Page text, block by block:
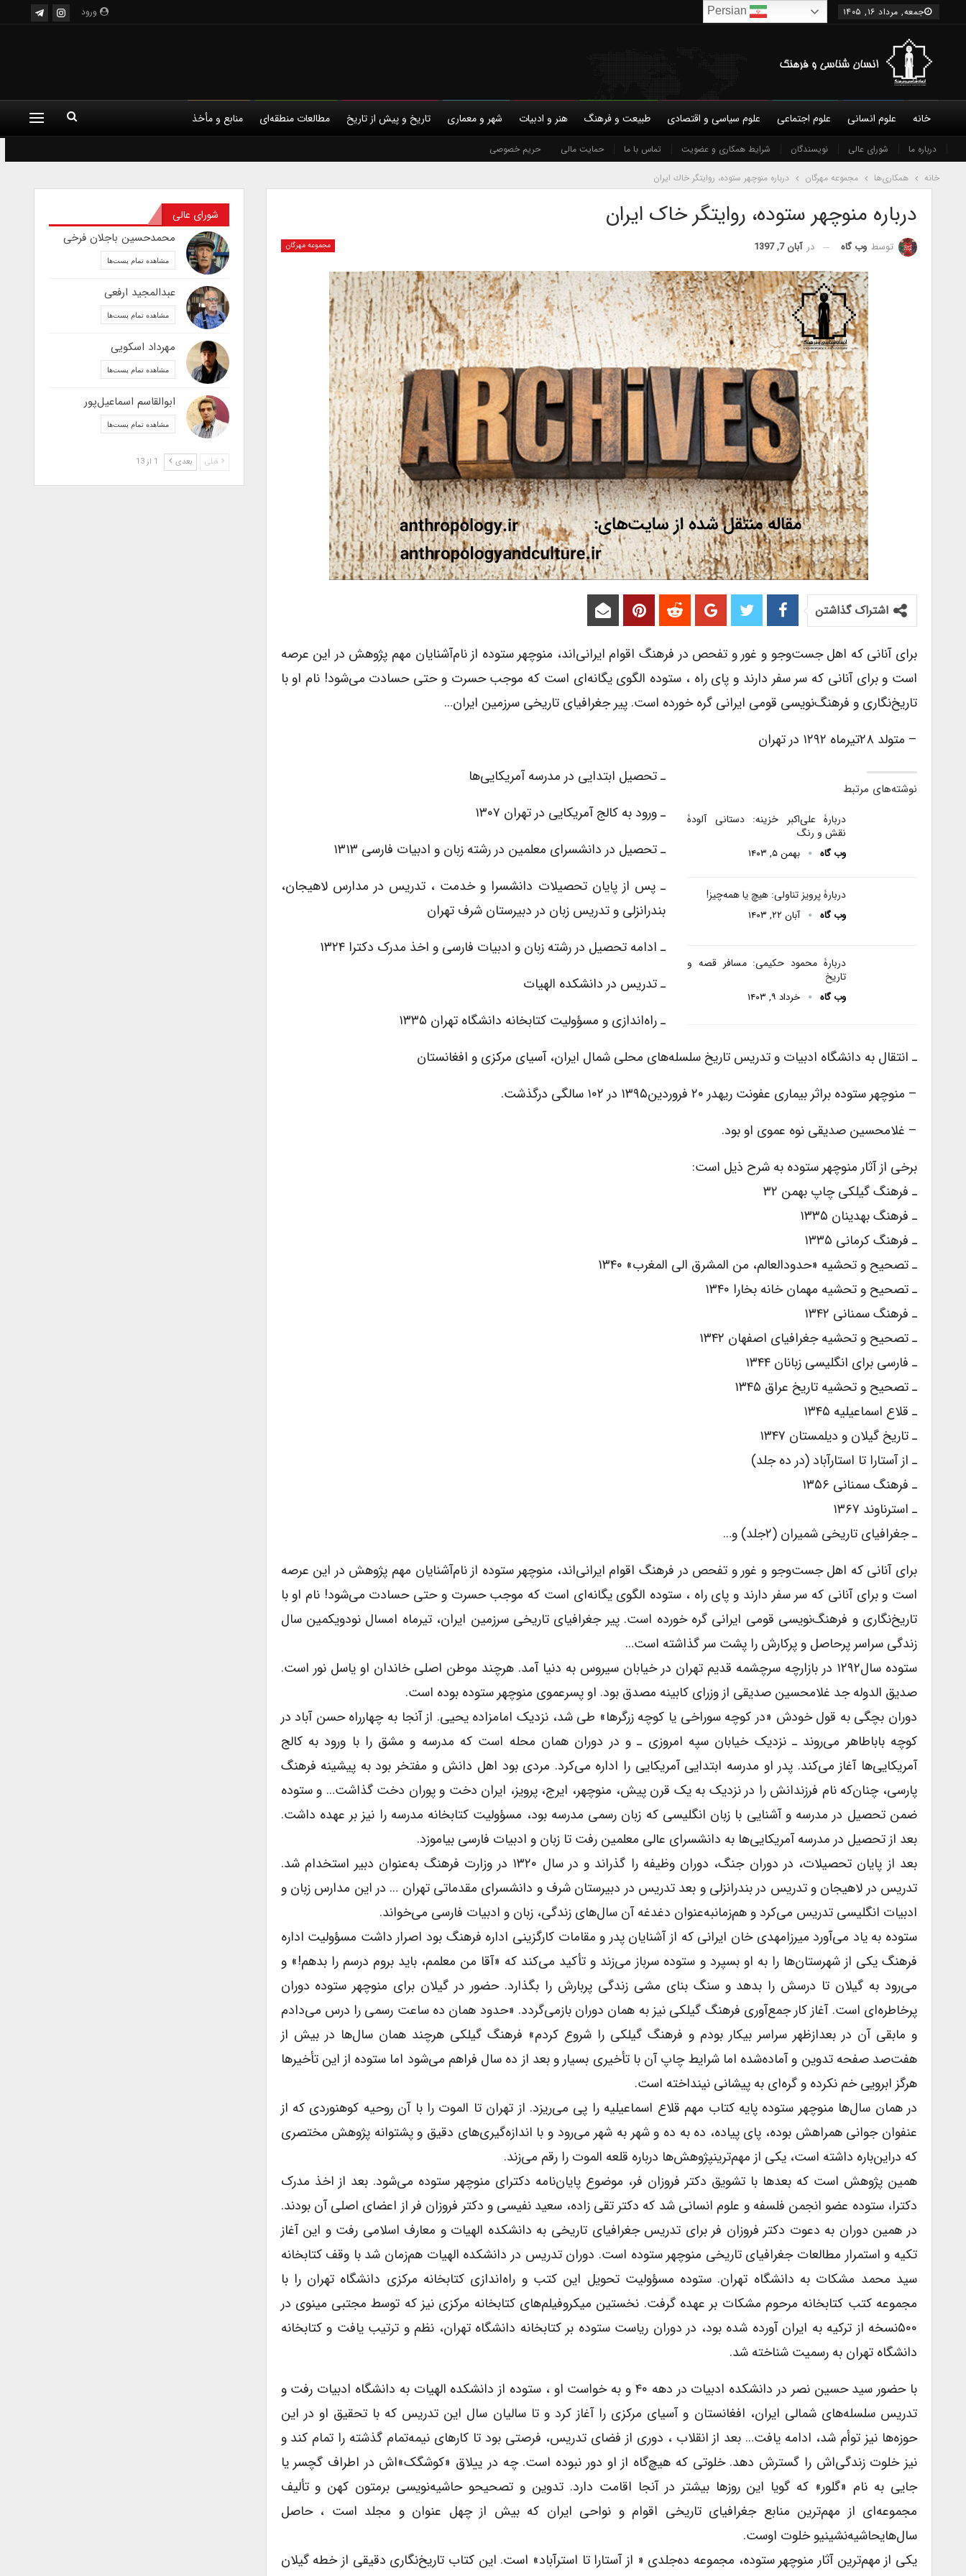
ورود جمعه, مرداد ۱۶, ۱۴۰۵
خانه
درباره ما شورای عالی نویسندگان شرایط همکاری و عضویت تماس با ما حمایت مالی حریم خصوصی
علوم انسانی علوم اجتماعی علوم سیاسی و اقتصادی طبیعت و فرهنگ هنر و ادبیات شهر و معماری تاریخ و پیش از تاریخ مطالعات منطقه‌ای منابع و مأخذ
خانه همکاری‌ها مجموعه مهرگان درباره منوچهر ستوده، روایتگر خاك ايران
درباره منوچهر ستوده، روایتگر خاک ایران
مجموعه مهرگان توسط وب گاه در آبان 7, 1397
اشتراک گذاشتن
براى آنانى که اهل جست‌وجو و غور و تفحص در فرهنگ اقوام ایرانی‌اند، منوچهر ستوده از نام‌آشنایان مهم پژوهش در این عرصه
است و براى آنانى که سر سفر دارند و پاى راه ، ستوده الگوى یگانه‌ای است که موجب حسرت و حتى حسادت می‌شود! نام او با
تاریخ‌نگاری و فرهنگ‌نویسی قومى ایرانى گره خورده است. پیر جغرافیاى تاریخى سرزمین ایران…
– متولد ۲۸تیرماه ۱۲۹۲ در تهران
نوشته‌های مرتبط
دربارۀ على‌اکبر خزینه: دستانى آلودۀ
نقش و رنگ
وب گاه بهمن ۵, ۱۴۰۳
دربارۀ پرویز تناولی: هیچ یا همه‌چیز!
وب گاه آبان ۲۲, ۱۴۰۳
دربارۀ محمود حکیمی: مسافر قصه و
تاریخ
وب گاه خرداد ۹, ۱۴۰۳
ـ تحصیل ابتدایى در مدرسه آمریکایی‌ها
ـ ورود به کالج آمریکایى در تهران ۱۳۰۷
ـ تحصیل در دانشسراى معلمین در رشته زبان و ادبیات فارسى ۱۳۱۳
ـ پس از پایان تحصیلات دانشسرا و خدمت ، تدریس در مدارس لاهیجان،
بندرانزلى و تدریس زبان در دبیرستان شرف تهران
ـ ادامه تحصیل در رشته زبان و ادبیات فارسى و اخذ مدرک دکترا ۱۳۲۴
ـ تدریس در دانشکده الهیات
ـ راه‌اندازی و مسؤولیت کتابخانه دانشگاه تهران ۱۳۳۵
ـ انتقال به دانشگاه ادبیات و تدریس تاریخ سلسله‌های محلى شمال ایران، آسیاى مرکزى و افغانستان
– منوچهر ستوده براثر بیماری عفونت ریهدر ۲۰ فروردین۱۳۹۵ در ۱۰۲ سالگی درگذشت.
– غلامحسین صدیقی نوه عموی او بود.
برخى از آثار منوچهر ستوده به شرح ذیل است:
ـ فرهنگ گیلکى چاپ بهمن ۳۲
ـ فرهنگ بهدینان ۱۳۳۵
ـ فرهنگ کرمانى ۱۳۳۵
ـ تصحیح و تحشیه «حدودالعالم، من المشرق الى المغرب» ۱۳۴۰
ـ تصحیح و تحشیه مهمان خانه بخارا ۱۳۴۰
ـ فرهنگ سمنانى ۱۳۴۲
ـ تصحیح و تحشیه جغرافیاى اصفهان ۱۳۴۲
ـ فارسى براى انگلیسى زبانان ۱۳۴۴
ـ تصحیح و تحشیه تاریخ عراق ۱۳۴۵
ـ قلاع اسماعیلیه ۱۳۴۵
ـ تاریخ گیلان و دیلمستان ۱۳۴۷
ـ از آستارا تا استارآباد (در ده جلد)
ـ فرهنگ سمنانى ۱۳۵۶
ـ استرناوند ۱۳۶۷
ـ جغرافیاى تاریخى شمیران (۲جلد) و…
براى آنانى که اهل جست‌وجو و غور و تفحص در فرهنگ اقوام ایرانی‌اند، منوچهر ستوده از نام‌آشنایان مهم پژوهش در این عرصه
است و براى آنانى که سر سفر دارند و پاى راه ، ستوده الگوى یگانه‌ای است که موجب حسرت و حتى حسادت می‌شود! نام او با
تاریخ‌نگاری و فرهنگ‌نویسی قومى ایرانى گره خورده است. پیر جغرافیاى تاریخى سرزمین ایران، تیرماه امسال نودویکمین سال
زندگى سراسر پرحاصل و پرکارش را پشت سر گذاشته است…
ستوده سال۱۲۹۲ در بازارچه سرچشمه قدیم تهران در خیابان سیروس به دنیا آمد. هرچند موطن اصلى خاندان او یاسل نور است.
صدیق الدوله جد غلامحسین صدیقى از وزراى کابینه مصدق بود. او پسرعموى منوچهر ستوده بوده است.
دوران بچگى به قول خودش «در کوچه سوراخى یا کوچه زرگرها» طى شد، نزدیک امامزاده یحیى. از آنجا به چهارراه حسن آباد در
کوچه باباطاهر می‌روند ـ نزدیک خیابان سپه امروزى ـ و در دوران همان محله است که مدرسه و مشق را با ورود به کالج
آمریکایی‌ها آغاز می‌کند. پدر او مدرسه ابتدایى آمریکایى را اداره می‌کرد. مردى بود اهل دانش و مفتخر بود به پیشینه فرهنگ
پارسى، چنان‌که نام فرزندانش را در نزدیک به یک قرن پیش، منوچهر، ایرج، پرویز، ایران دخت و پوران دخت گذاشت… و ستوده
ضمن تحصیل در مدرسه و آشنایى با زبان انگلیسى که زبان رسمى مدرسه بود، مسؤولیت کتابخانه مدرسه را نیز بر عهده داشت.
بعد از تحصیل در مدرسه آمریکایی‌ها به دانشسراى عالى معلمین رفت تا زبان و ادبیات فارسى بیاموزد.
بعد از پایان تحصیلات، در دوران جنگ، دوران وظیفه را گذراند و در سال ۱۳۲۰ در وزارت فرهنگ به‌عنوان دبیر استخدام شد.
تدریس در لاهیجان و تدریس در بندرانزلى و بعد تدریس در دبیرستان شرف و دانشسراى مقدماتى تهران … در این مدارس زبان و
ادبیات انگلیسى تدریس می‌کرد و هم‌زمانبه‌عنوان دغدغه آن سال‌های زندگى، زبان و ادبیات فارسى می‌خواند.
ستوده به یاد می‌آورد میرزامهدى خان ایرانى که از آشنایان پدر و مقامات کارگزینى اداره فرهنگ بود اصرار داشت مسؤولیت اداره
فرهنگ یکى از شهرستان‌ها را به او بسپرد و ستوده سرباز می‌زند و تأکید می‌کند که «آقا من معلمم، باید بروم درسم را بدهم!» و
می‌رود به گیلان تا درسش را بدهد و سنگ بناى مشى زندگى پربارش را بگذارد. حضور در گیلان براى منوچهر ستوده دوران
پرخاطره‌ای است. آغاز کار جمع‌آوری فرهنگ گیلکى نیز به همان دوران بازمی‌گردد. «حدود همان ده ساعت رسمى را درس می‌دادم
و مابقى آن در بعدازظهر سراسر بیکار بودم و فرهنگ گیلکى را شروع کردم» فرهنگ گیلکى هرچند همان سال‌ها در بیش از
هفت‌صد صفحه تدوین و آماده‌شده اما شرایط چاپ آن با تأخیرى بسیار و بعد از ده سال فراهم می‌شود اما ستوده از این تأخیرها
هرگز ابرویى خم نکرده و گره‌ای به پیشانى نینداخته است.
در همان سال‌ها منوچهر ستوده پایه کتاب مهم قلاع اسماعیلیه را پى می‌ریزد. از تهران تا الموت را با آن روحیه کوهنوردى که از
عنفوان جوانى همراهش بوده، پاى پیاده، ده به ده و شهر به شهر می‌رود و با اندازه‌گیری‌های دقیق و پشتوانه پژوهش مختصرى
که دراین‌باره داشته است، یکى از مهم‌ترینپژوهش‌ها درباره قلعه الموت را رقم می‌زند.
همین پژوهش است که بعدها با تشویق دکتر فروزان فر، موضوع پایان‌نامه دکتراى منوچهر ستوده می‌شود. بعد از اخذ مدرک
دکترا، ستوده عضو انجمن فلسفه و علوم انسانى شد که دکتر تقى زاده، سعید نفیسى و دکتر فروزان فر از اعضاى اصلى آن بودند.
در همین دوران به دعوت دکتر فروزان فر براى تدریس جغرافیاى تاریخى به دانشکده الهیات و معارف اسلامى رفت و این آغاز
تکیه و استمرار مطالعات جغرافیاى تاریخى منوچهر ستوده است. دوران تدریس در دانشکده الهیات هم‌زمان شد با وقف کتابخانه
سید محمد مشکات به دانشگاه تهران. ستوده مسؤولیت تحویل این کتب و راه‌اندازی کتابخانه مرکزى دانشگاه تهران را با
مجموعه کتب کتابخانه مرحوم مشکات بر عهده گرفت. نخستین میکروفیلم‌های کتابخانه مرکزى نیز که توسط مجتبى مینوى در
۵۰۰نسخه از ترکیه به ایران آورده شده بود، در دوران ریاست ستوده بر کتابخانه دانشگاه تهران، نظم و ترتیب یافت و کتابخانه
دانشگاه تهران به رسمیت شناخته شد.
با حضور سید حسین نصر در دانشکده ادبیات در دهه ۴۰ و به خواست او ، ستوده از دانشکده الهیات به دانشگاه ادبیات رفت و
تدریس سلسله‌های شمالى ایران، افغانستان و آسیاى مرکزى را آغاز کرد و تا سالیان سال این تدریس که با تحقیق او در این
حوزه‌ها نیز توأم شد، ادامه یافت… بعد از انقلاب ، دورى از فضاى تدریس، فرصتى بود تا کارهاى نیمه‌تمام گذشته را تمام کند و
نیز خلوت زندگی‌اش را گسترش دهد. خلوتى که هیچ‌گاه از او دور نبوده است. چه در ییلاق «کوشگک»اش در اطراف گچسر یا
جایى به نام «گلور» که گویا این روزها بیشتر در آنجا اقامت دارد. تدوین و تصحیحو حاشیه‌نویسی برمتون کهن و تألیف
مجموعه‌ای از مهم‌ترین منابع جغرافیاى تاریخى اقوام و نواحى ایران که بیش از چهل عنوان و مجلد است ، حاصل
سال‌هایحاشیه‌نشینیو خلوت اوست.
یکى از مهم‌ترین آثار منوچهر ستوده، مجموعه ده‌جلدی « از آستارا تا استرآباد» است. این کتاب تاریخ‌نگاری دقیقى از خطه گیلان
شورای عالی
محمدحسین باجلان فرخی
مشاهده تمام پست‌ها
عبدالمجید ارفعی
مشاهده تمام پست‌ها
مهرداد اسکویی
مشاهده تمام پست‌ها
ابوالقاسم اسماعیل‌پور
مشاهده تمام پست‌ها
قبلی بعدی 1 از 13